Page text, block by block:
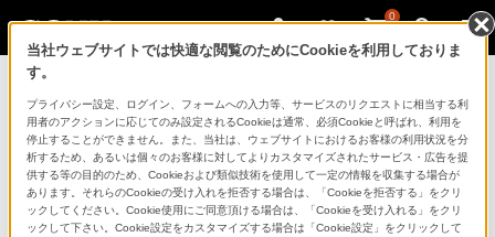
0
当社ウェブサイトでは快適な閲覧のためにCookieを利用しておりま
す。
プライバシー設定、ログイン、フォームへの入力等、サービスのリクエストに相当する利
用者のアクションに応じてのみ設定されるCookieは通常、必須Cookieと呼ばれ、利用を
停止することができません。また、当社は、ウェブサイトにおけるお客様の利用状況を分
析するため、あるいは個々のお客様に対してよりカスタマイズされたサービス・広告を提
供する等の目的のため、Cookieおよび類似技術を使用して一定の情報を収集する場合が
あります。それらのCookieの受け入れを拒否する場合は、「Cookieを拒否する」をクリ
ックしてください。Cookie使用にご同意頂ける場合は、「Cookieを受け入れる」をクリ
ックして下さい。Cookie設定をカスタマイズする場合は「Cookie設定」をクリックして